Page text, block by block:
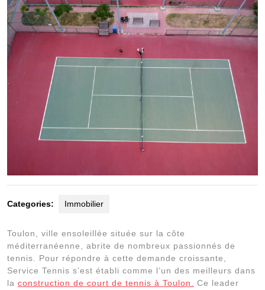
Categories: Immobilier
Toulon, ville ensoleillée située sur la côte
méditerranéenne, abrite de nombreux passionnés de
tennis. Pour répondre à cette demande croissante,
Service Tennis s’est établi comme l’un des meilleurs dans
la construction de court de tennis à Toulon.
Ce leader